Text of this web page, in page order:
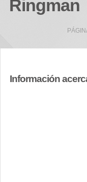
Ringman
Información